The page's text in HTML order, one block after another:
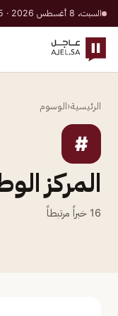
السبت، 8 أغسطس 2026 · 25 صفر 1448 هـ
الرئيسية‹الوسوم
#
المركز
16 خبراً مرتبطاً